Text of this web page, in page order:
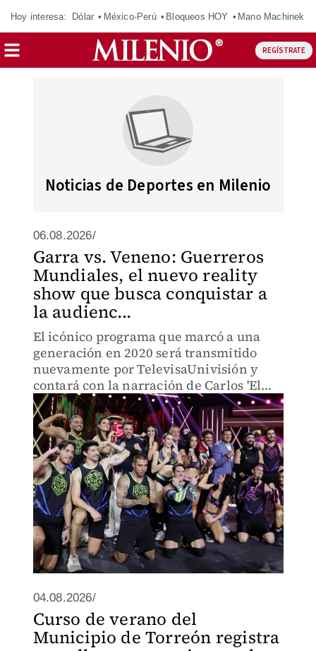
Hoy interesa: Dólar México-Perú Bloqueos HOY Mano Machinek
REGÍSTRATE
Noticias de Deportes en Milenio
06.08.2026/
Garra vs. Veneno: Guerreros
Mundiales, el nuevo reality
show que busca conquistar a
la audienc...
El icónico programa que marcó a una
generación en 2020 será transmitido
nuevamente por TelevisaUnivisión y
contará con la narración de Carlos 'El
Zar' Aguilar.
04.08.2026/
Curso de verano del
Municipio de Torreón registra